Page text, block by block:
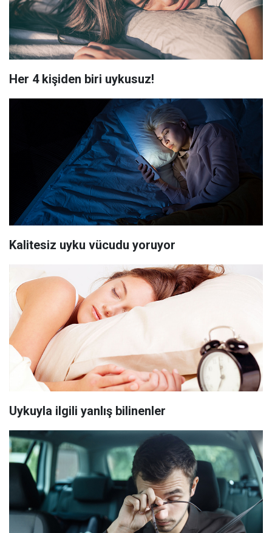
Her 4 kişiden biri uykusuz!
Kalitesiz uyku vücudu yoruyor
Uykuyla ilgili yanlış bilinenler